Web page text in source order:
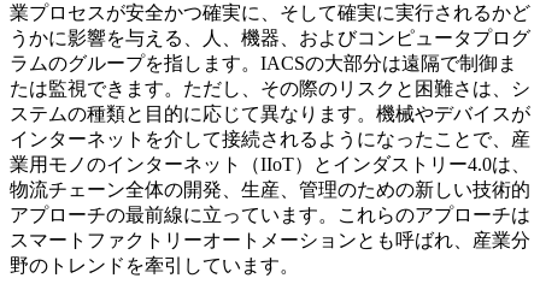
業プロセスが安全かつ確実に、そして確実に実行されるかど
うかに影響を与える、人、機器、およびコンピュータプログ
ラムのグループを指します。IACSの大部分は遠隔で制御ま
たは監視できます。ただし、その際のリスクと困難さは、シ
ステムの種類と目的に応じて異なります。機械やデバイスが
インターネットを介して接続されるようになったことで、産
業用モノのインターネット（IIoT）とインダストリー4.0は、
物流チェーン全体の開発、生産、管理のための新しい技術的
アプローチの最前線に立っています。これらのアプローチは
スマートファクトリーオートメーションとも呼ばれ、産業分
野のトレンドを牽引しています。